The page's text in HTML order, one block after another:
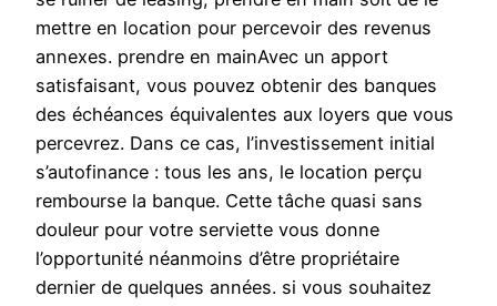
mettre en location pour percevoir des revenus
annexes. prendre en mainAvec un apport
satisfaisant, vous pouvez obtenir des banques
des échéances équivalentes aux loyers que vous
percevrez. Dans ce cas, l’investissement initial
s’autofinance : tous les ans, le location perçu
rembourse la banque. Cette tâche quasi sans
douleur pour votre serviette vous donne
l’opportunité néanmoins d’être propriétaire
dernier de quelques années. si vous souhaitez